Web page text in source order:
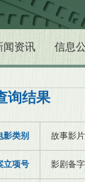
闻资讯 信息
询结果
影类别 故事影片
立项号 影剧备